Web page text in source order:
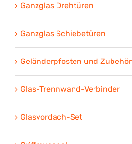
Ganzglas Drehtüren
Ganzglas Schiebetüren
Geländerpfosten und Zubehör
Glas-Trennwand-Verbinder
Glasvordach-Set